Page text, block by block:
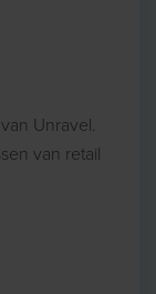
Unravel.
van retail